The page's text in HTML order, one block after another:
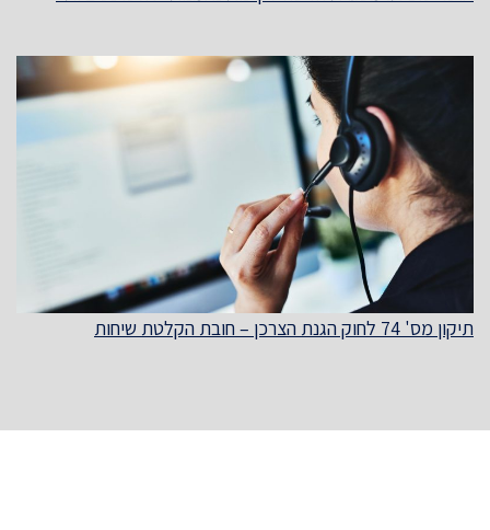
תיקון מס' 74 לחוק הגנת הצרכן – חובת הקלטת שיחות